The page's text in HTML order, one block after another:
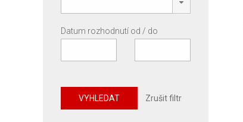
Datum rozhodnutí od / do
VYHLEDAT Zrušit filtr